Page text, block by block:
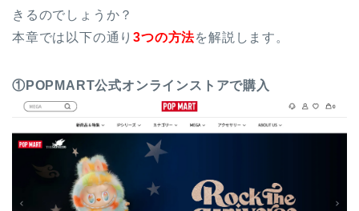
きるのでしょうか？
本章では以下の通り3つの方法を解説します。
①POPMART公式オンラインストアで購入